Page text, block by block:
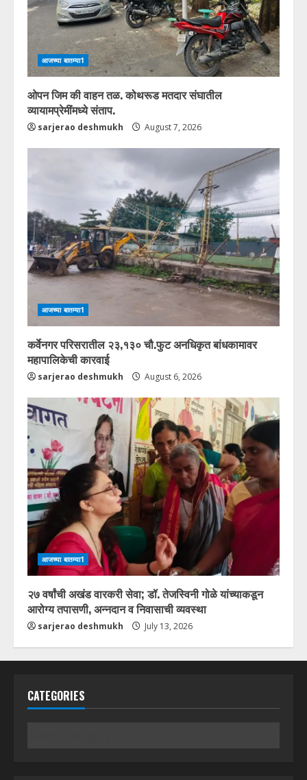
आजच्या बातम्या1
ओपन जिम की वाहन तळ. कोथरूड मतदार संघातील
व्यायामप्रेमींमध्ये संताप.
sarjerao deshmukh August 7, 2026
आजच्या बातम्या1
कर्वेनगर परिसरातील २३,१३० चौ.फुट अनधिकृत बांधकामावर
महापालिकेची कारवाई
sarjerao deshmukh August 6, 2026
आजच्या बातम्या1
२७ वर्षांची अखंड वारकरी सेवा; डॉ. तेजस्विनी गोळे यांच्याकडून
आरोग्य तपासणी, अन्नदान व निवासाची व्यवस्था
sarjerao deshmukh July 13, 2026
CATEGORIES